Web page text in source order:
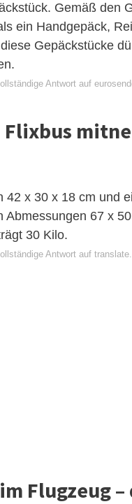
Gemäß den
ein Handgepäck,
Gepäckstücke
Antwort auf
Flixbus
x 30 x 18 cm und
Abmessungen 67 x
30 Kilo.
Antwort auf
Flugzeug